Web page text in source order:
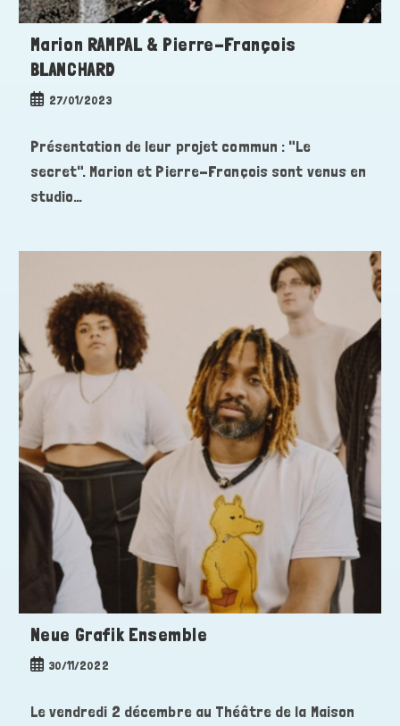
Marion RAMPAL & Pierre-François
BLANCHARD
Publication
27/01/2023
Présentation de leur projet commun : "Le
secret". Marion et Pierre-François sont venus en
studio…
Neue Grafik Ensemble
Publication
30/11/2022
Le vendredi 2 décembre au Théâtre de la Maison